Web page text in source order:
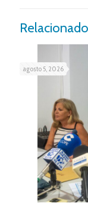
agosto 5, 2026